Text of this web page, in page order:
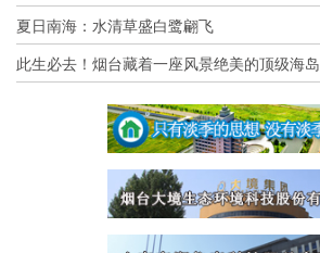
夏日南海：水清草盛白鹭翩飞
此生必去！烟台藏着一座风景绝美的顶级海岛